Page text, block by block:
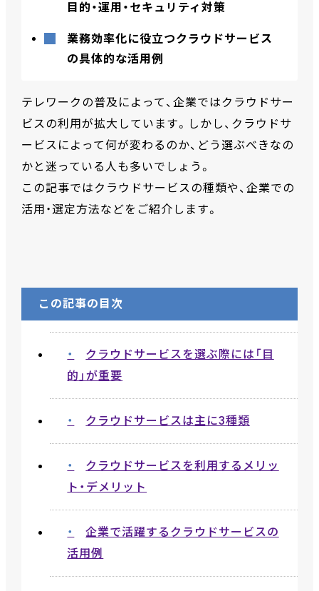
目的・運用・セキュリティ対策
業務効率化に役立つクラウドサービス
の具体的な活用例
テレワークの普及によって、企業ではクラウドサー
ビスの利用が拡大しています。しかし、クラウドサ
ービスによって何が変わるのか、どう選ぶべきなの
かと迷っている人も多いでしょう。
この記事ではクラウドサービスの種類や、企業での
活用・選定方法などをご紹介します。
この記事の目次
クラウドサービスを選ぶ際には「目
的」が重要
クラウドサービスは主に3種類
クラウドサービスを利用するメリッ
ト・デメリット
企業で活躍するクラウドサービスの
活用例